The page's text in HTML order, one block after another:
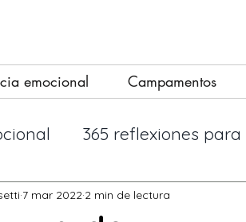
emocional Campamentos
365 reflexiones
Las mujeres que se aman
7 mar 2022 2 min de lectura